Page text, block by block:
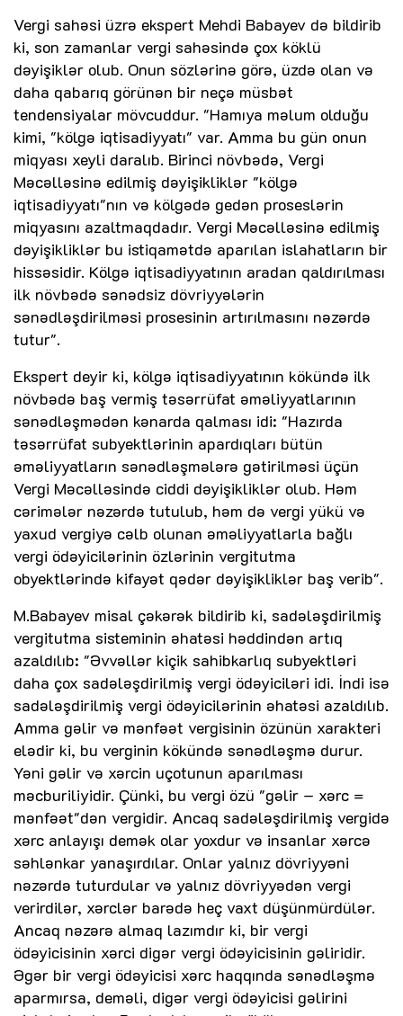
Vergi sahəsi üzrə ekspert Mehdi Babayev də bildirib
ki, son zamanlar vergi sahəsində çox köklü
dəyişiklər olub. Onun sözlərinə görə, üzdə olan və
daha qabarıq görünən bir neçə müsbət
tendensiyalar mövcuddur. "Hamıya məlum olduğu
kimi, "kölgə iqtisadiyyatı" var. Amma bu gün onun
miqyası xeyli daralıb. Birinci növbədə, Vergi
Məcəlləsinə edilmiş dəyişikliklər "kölgə
iqtisadiyyatı"nın və kölgədə gedən proseslərin
miqyasını azaltmaqdadır. Vergi Məcəlləsinə edilmiş
dəyişikliklər bu istiqamətdə aparılan islahatların bir
hissəsidir. Kölgə iqtisadiyyatının aradan qaldırılması
ilk növbədə sənədsiz dövriyyələrin
sənədləşdirilməsi prosesinin artırılmasını nəzərdə
tutur".
Ekspert deyir ki, kölgə iqtisadiyyatının kökündə ilk
növbədə baş vermiş təsərrüfat əməliyyatlarının
sənədləşmədən kənarda qalması idi: "Hazırda
təsərrüfat subyektlərinin apardıqları bütün
əməliyyatların sənədləşmələrə gətirilməsi üçün
Vergi Məcəlləsində ciddi dəyişikliklər olub. Həm
cərimələr nəzərdə tutulub, həm də vergi yükü və
yaxud vergiyə cəlb olunan əməliyyatlarla bağlı
vergi ödəyicilərinin özlərinin vergitutma
obyektlərində kifayət qədər dəyişikliklər baş verib".
M.Babayev misal çəkərək bildirib ki, sadələşdirilmiş
vergitutma sisteminin əhatəsi həddindən artıq
azaldılıb: "Əvvəllər kiçik sahibkarlıq subyektləri
daha çox sadələşdirilmiş vergi ödəyiciləri idi. İndi isə
sadələşdirilmiş vergi ödəyicilərinin əhatəsi azaldılıb.
Amma gəlir və mənfəət vergisinin özünün xarakteri
elədir ki, bu verginin kökündə sənədləşmə durur.
Yəni gəlir və xərcin uçotunun aparılması
məcburiliyidir. Çünki, bu vergi özü "gəlir – xərc =
mənfəət"dən vergidir. Ancaq sadələşdirilmiş vergidə
xərc anlayışı demək olar yoxdur və insanlar xərcə
səhlənkar yanaşırdılar. Onlar yalnız dövriyyəni
nəzərdə tuturdular və yalnız dövriyyədən vergi
verirdilər, xərclər barədə heç vaxt düşünmürdülər.
Ancaq nəzərə almaq lazımdır ki, bir vergi
ödəyicisinin xərci digər vergi ödəyicisinin gəliridir.
Əgər bir vergi ödəyicisi xərc haqqında sənədləşmə
aparmırsa, deməli, digər vergi ödəyicisi gəlirini